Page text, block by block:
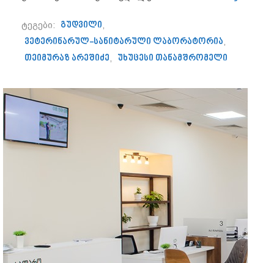
ტეგები: გუდვილი,
ვეტერინარულ-სანიტარული ლაბორატორია,
თეიმურაზ არეშიძე, უხუცესი თანამშრომელი